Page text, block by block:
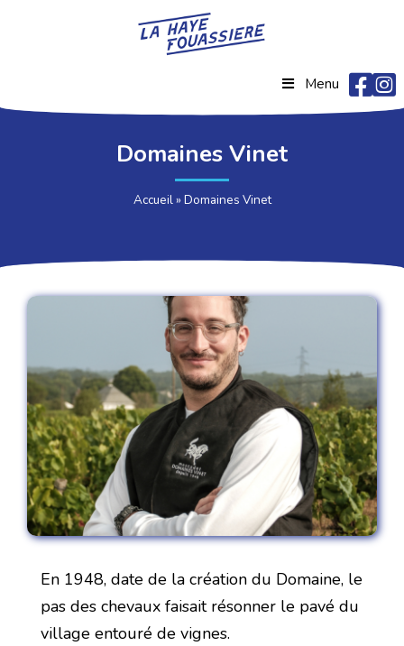
Menu
Domaines Vinet
Accueil» Domaines Vinet
En 1948, date de la création du Domaine, le
pas des chevaux faisait résonner le pavé du
village entouré de vignes.